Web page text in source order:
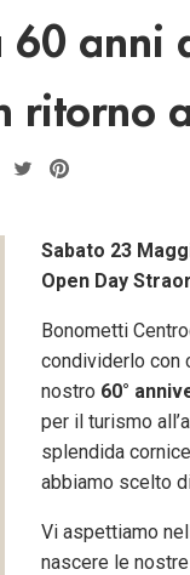
60
ritorno
Sabato 23
Open Day
Bonometti
condividerlo con
nostro 60°
per il turismo
splendida
abbiamo scelto
Vi aspettiamo
nascere le